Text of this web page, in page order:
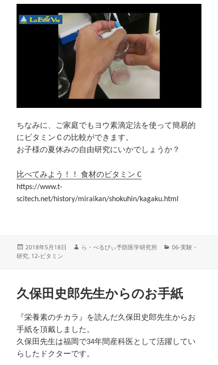
ちなみに、ご家庭でもヨウ素滴定法を使って簡易的
にビタミンＣの比較ができます。
お子様の夏休みの自由研究にいかでしょうか？
比べてみよう！！ 食材のビタミン C
https://www.t-
scitech.net/history/miraikan/shokuhin/kagaku.html
投
稿
2018年5月18日
作
ら・べるびぃ予防医学研究所
カ
06-実験・
研究, 12-ビタミン
久保田史郎先生からのお手紙
『栄養素のチカラ』を読んだ久保田史郎先生からお
手紙を頂戴しました。
久保田先生は福岡で34年間産科医として活躍してい
らしたドクターです。